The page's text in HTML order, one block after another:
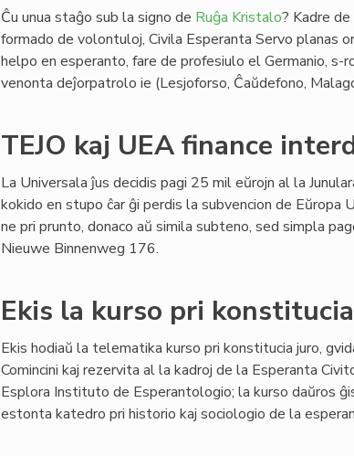
Ĉu unua staĝo sub la signo de Ruĝa Kristalo? Kadre
formado de volontuloj, Civila Esperanta Servo planas
helpo en esperanto, fare de profesiulo el Germanio, s-
venonta deĵorpatrolo ie (Lesjoforso, Ĉaŭdefono,
TEJO kaj UEA finance
La Universala ĵus decidis pagi 25 mil eŭrojn al la
kokido en stupo ĉar ĝi perdis la subvencion de Eŭropa
ne pri prunto, donaco aŭ simila subteno, sed simpla
Nieuwe Binnenweg 176.
Ekis la kurso pri
Ekis hodiaŭ la telematika kurso pri konstitucia juro,
Comincini kaj rezervita al la kadroj de la Esperanta
Esplora Instituto de Esperantologio; la kurso daŭros
estonta katedro pri historio kaj sociologio de la